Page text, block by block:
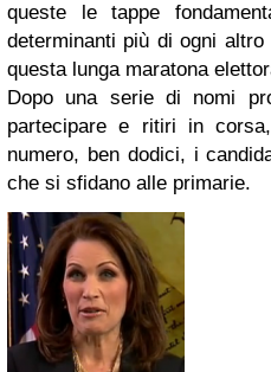
queste le tappe
determinanti più di ogni
questa lunga maratona
Dopo una serie di nomi
partecipare e ritiri in
numero, ben dodici, i
che si sfidano alle primarie.